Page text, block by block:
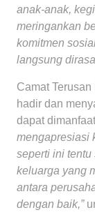
anak-anak,
meringankan
komitmen
langsung
Camat
hadir dan
dapat
mengapresiasi
seperti ini tentu
keluarga yang
antara
dengan baik,”